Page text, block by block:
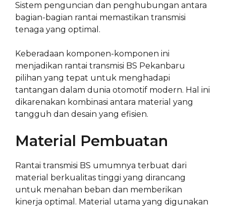
Sistem penguncian dan penghubungan antara
bagian-bagian rantai memastikan transmisi
tenaga yang optimal.
Keberadaan komponen-komponen ini
menjadikan rantai transmisi BS Pekanbaru
pilihan yang tepat untuk menghadapi
tantangan dalam dunia otomotif modern. Hal ini
dikarenakan kombinasi antara material yang
tangguh dan desain yang efisien.
Material Pembuatan
Rantai transmisi BS umumnya terbuat dari
material berkualitas tinggi yang dirancang
untuk menahan beban dan memberikan
kinerja optimal. Material utama yang digunakan